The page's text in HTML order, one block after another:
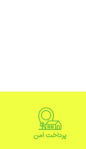
پرداخت امن